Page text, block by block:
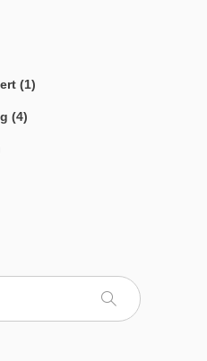
(1)
(4)